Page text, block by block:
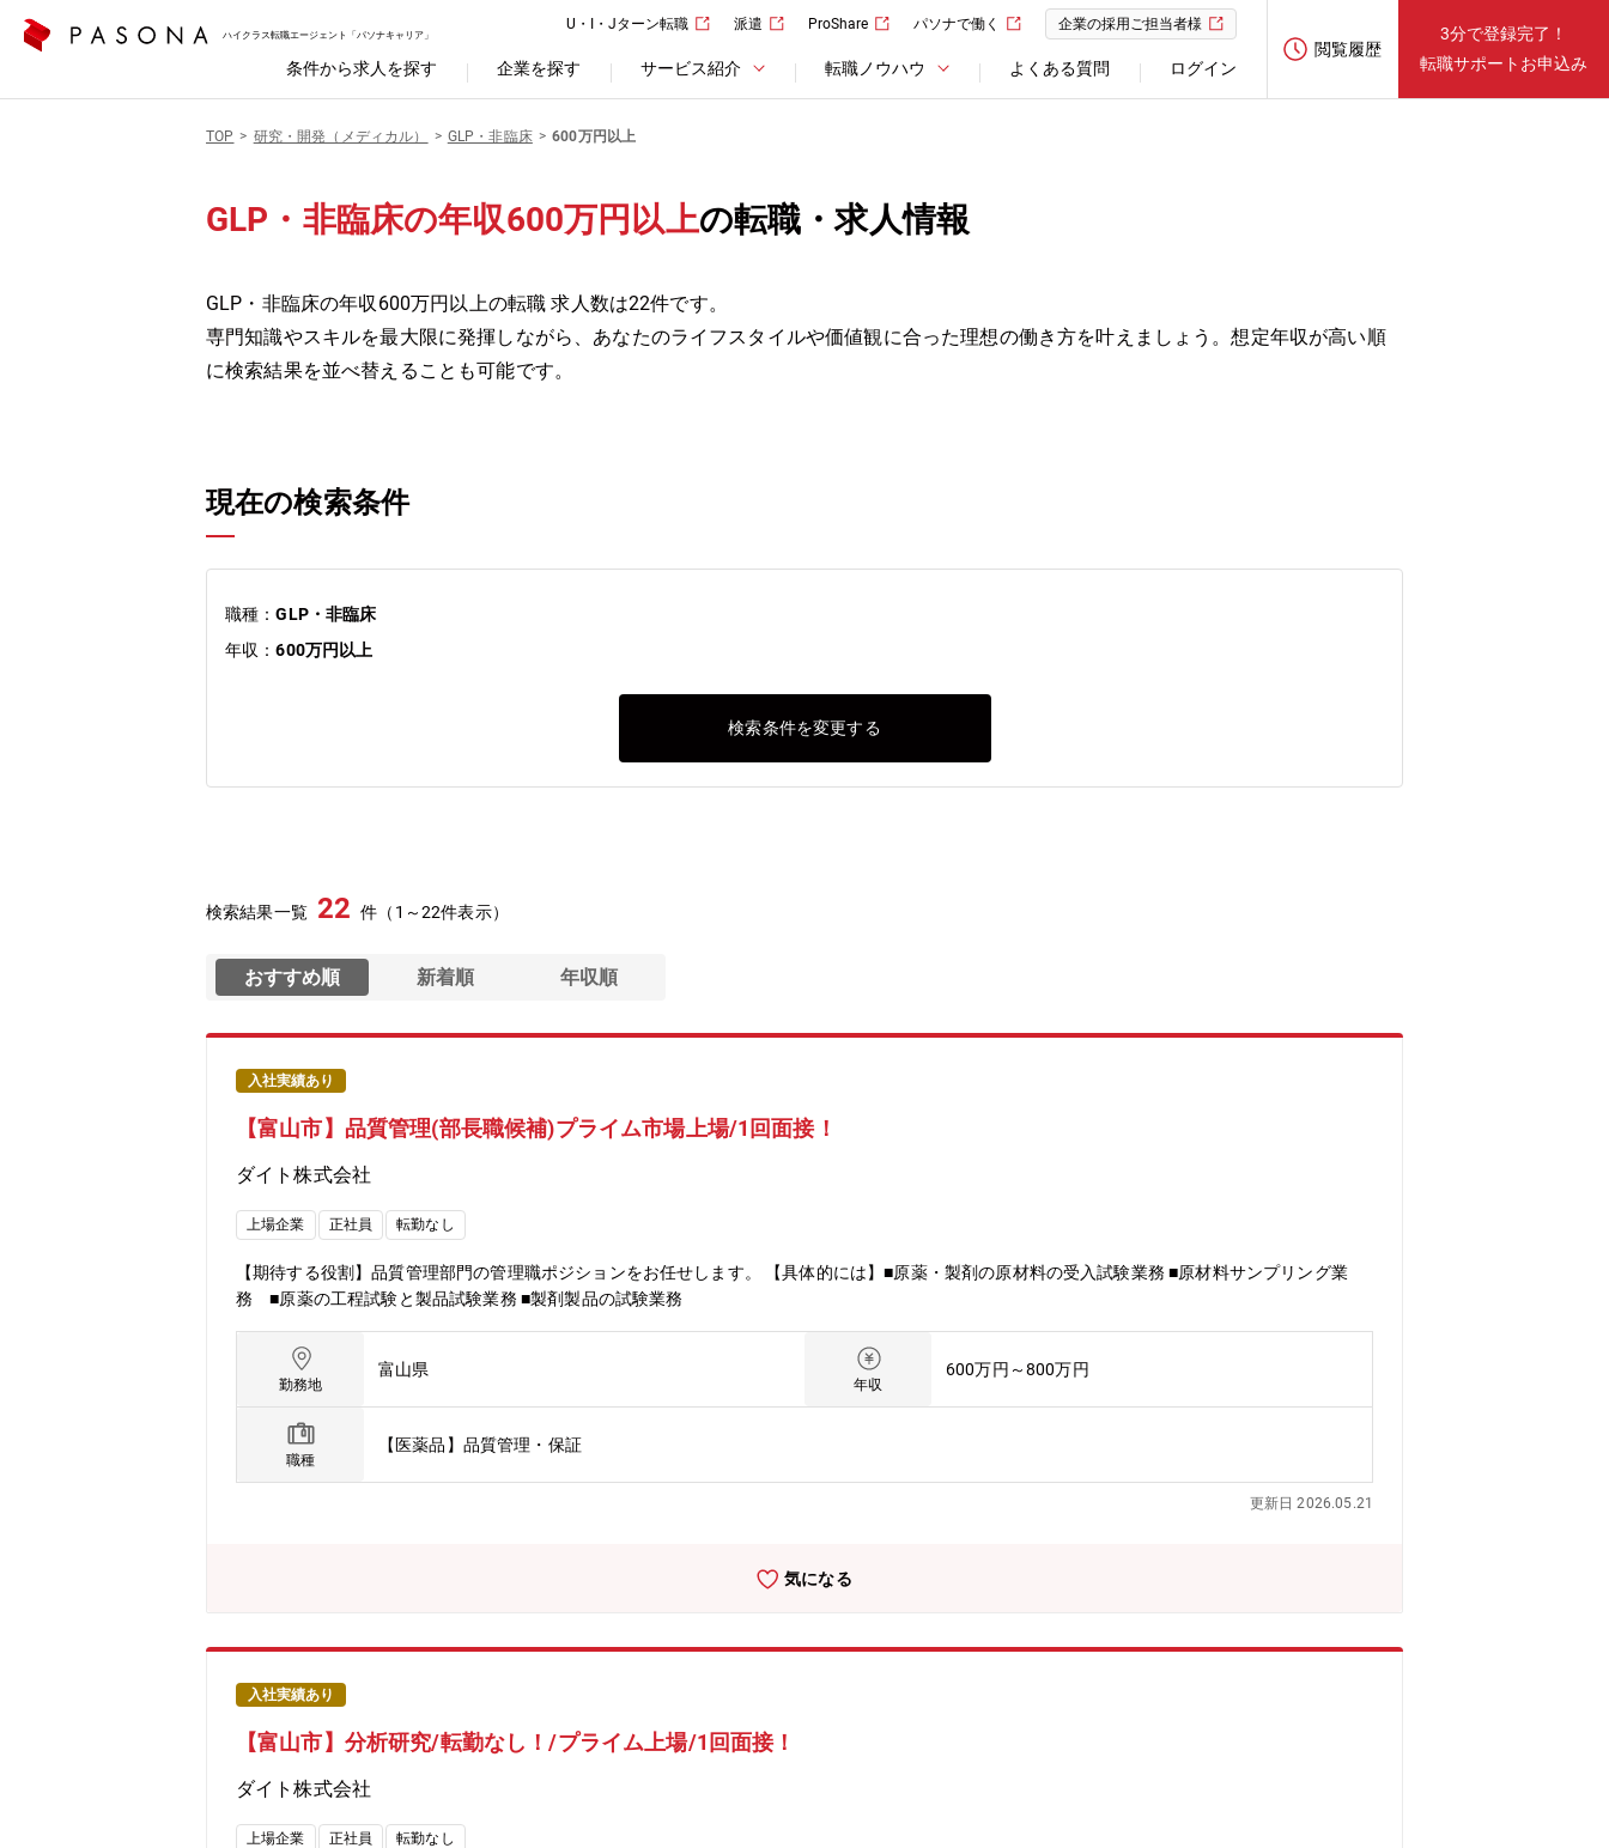
ハイクラス転職エージェント「パソナキャリア」
U・I・Jターン転職 派遣 ProShare パソナで働く 企業の採用ご担当者様
条件から求人を探す 企業を探す サービス紹介 転職ノウハウ よくある質問 ログイン
閲覧履歴
3分で登録完了！
転職サポートお申込み
TOP 研究・開発（メディカル） GLP・非臨床 600万円以上
GLP・非臨床の年収600万円以上の転職・求人情報
GLP・非臨床の年収600万円以上の転職 求人数は22件です。
専門知識やスキルを最大限に発揮しながら、あなたのライフスタイルや価値観に合った理想の働き方を叶えましょう。想定年収が高い順
に検索結果を並べ替えることも可能です。
現在の検索条件
職種：GLP・非臨床
年収：600万円以上
検索条件を変更する
検索結果一覧 22 件（1～22件表示）
おすすめ順 新着順 年収順
入社実績あり
【富山市】品質管理(部長職候補)プライム市場上場/1回面接！
ダイト株式会社
上場企業 正社員 転勤なし
【期待する役割】品質管理部門の管理職ポジションをお任せします。 【具体的には】■原薬・製剤の原材料の受入試験業務 ■原材料サンプリング業
務 ■原薬の工程試験と製品試験業務 ■製剤製品の試験業務
勤務地
富山県
年収
600万円～800万円
職種
【医薬品】品質管理・保証
更新日 2026.05.21
気になる
入社実績あり
【富山市】分析研究/転勤なし！/プライム上場/1回面接！
ダイト株式会社
上場企業 正社員 転勤なし